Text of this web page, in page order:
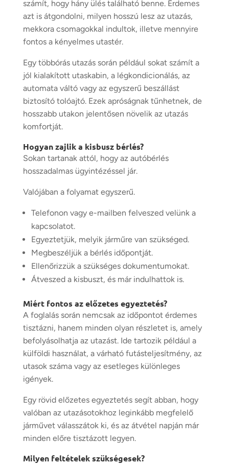
számít, hogy hány ülés található benne. Érdemes
azt is átgondolni, milyen hosszú lesz az utazás,
mekkora csomagokkal indultok, illetve mennyire
fontos a kényelmes utastér.
Egy többórás utazás során például sokat számít a
jól kialakított utaskabin, a légkondicionálás, az
automata váltó vagy az egyszerű beszállást
biztosító tolóajtó. Ezek apróságnak tűnhetnek, de
hosszabb utakon jelentősen növelik az utazás
komfortját.
Hogyan zajlik a kisbusz bérlés?
Sokan tartanak attól, hogy az autóbérlés
hosszadalmas ügyintézéssel jár.
Valójában a folyamat egyszerű.
Telefonon vagy e-mailben felveszed velünk a
kapcsolatot.
Egyeztetjük, melyik járműre van szükséged.
Megbeszéljük a bérlés időpontját.
Ellenőrizzük a szükséges dokumentumokat.
Átveszed a kisbuszt, és már indulhattok is.
Miért fontos az előzetes egyeztetés?
A foglalás során nemcsak az időpontot érdemes
tisztázni, hanem minden olyan részletet is, amely
befolyásolhatja az utazást. Ide tartozik például a
külföldi használat, a várható futásteljesítmény, az
utasok száma vagy az esetleges különleges
igények.
Egy rövid előzetes egyeztetés segít abban, hogy
valóban az utazásotokhoz leginkább megfelelő
járművet válasszátok ki, és az átvétel napján már
minden előre tisztázott legyen.
Milyen feltételek szükségesek?